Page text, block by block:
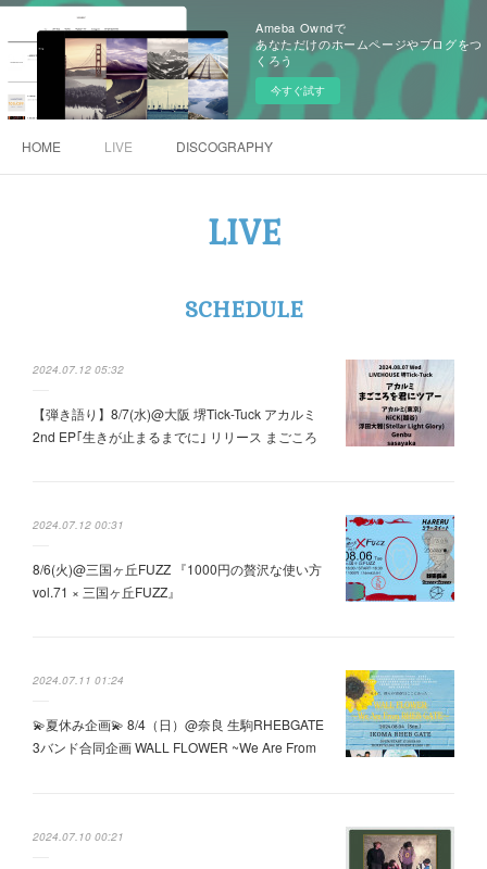
Ameba Owndで
あなただけのホームページやブログをつ
くろう
今すぐ試す
HOME LIVE DISCOGRAPHY
LIVE
SCHEDULE
2024.07.12 05:32
【弾き語り】8/7(水)@大阪 堺Tick-Tuck アカルミ
2nd EP｢生きが止まるまでに｣ リリース まごころ
2024.07.12 00:31
8/6(火)@三国ヶ丘FUZZ 『1000円の贅沢な使い方
vol.71 × 三国ヶ丘FUZZ』
2024.07.11 01:24
💫夏休み企画💫 8/4（日）@奈良 生駒RHEBGATE
3バンド合同企画 WALL FLOWER ~We Are From
2024.07.10 00:21